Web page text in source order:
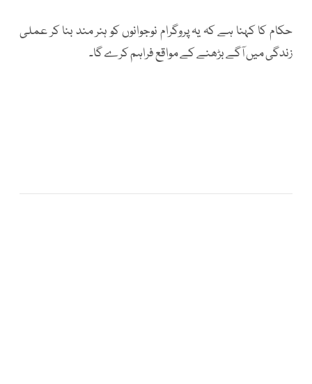
حکام کا کہنا ہے کہ یہ پروگرام نوجوانوں کو ہنر مند بنا کر عملی
زندگی میں آگے بڑھنے کے مواقع فراہم کرے گا۔